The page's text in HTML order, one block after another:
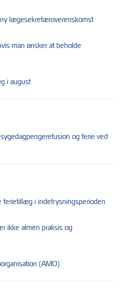
lægesekretæroverenskomst
man ønsker at beholde
i august
og ferie ved
ferietillæg i indefrysningsperioden
ikke almen praksis og
(AMO)